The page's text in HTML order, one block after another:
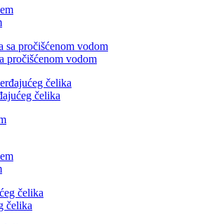
pročišćenom vodom
čelika
čelika